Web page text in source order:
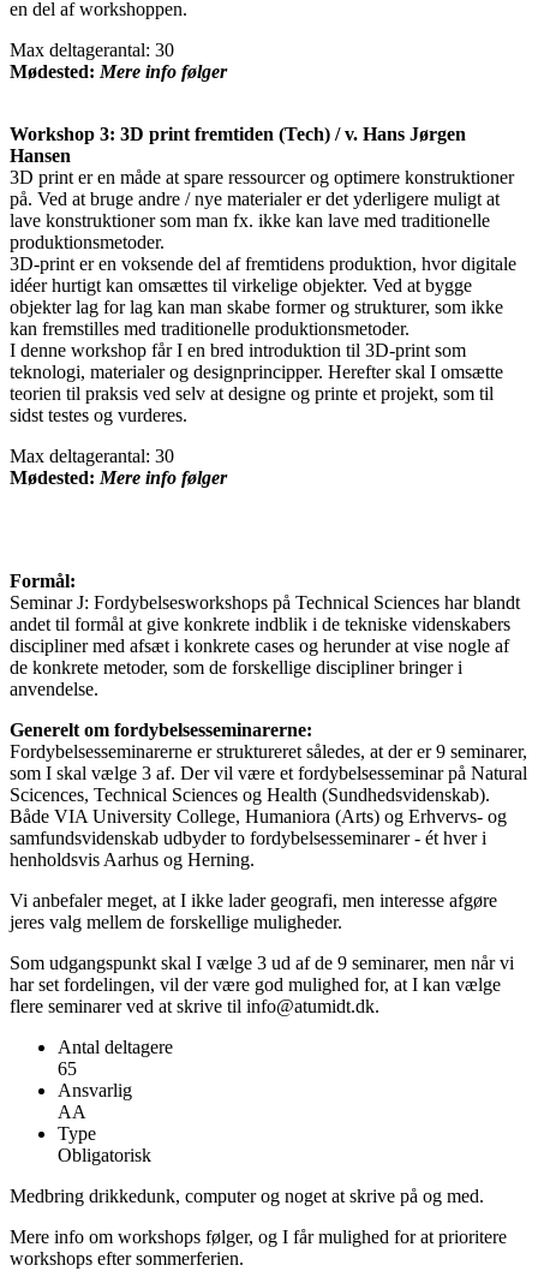
en del af workshoppen.
Max deltagerantal: 30
Mødested: Mere info følger
Workshop 3: 3D print fremtiden (Tech) / v. Hans Jørgen
Hansen
3D print er en måde at spare ressourcer og optimere konstruktioner
på. Ved at bruge andre / nye materialer er det yderligere muligt at
lave konstruktioner som man fx. ikke kan lave med traditionelle
produktionsmetoder.
3D-print er en voksende del af fremtidens produktion, hvor digitale
idéer hurtigt kan omsættes til virkelige objekter. Ved at bygge
objekter lag for lag kan man skabe former og strukturer, som ikke
kan fremstilles med traditionelle produktionsmetoder.
I denne workshop får I en bred introduktion til 3D-print som
teknologi, materialer og designprincipper. Herefter skal I omsætte
teorien til praksis ved selv at designe og printe et projekt, som til
sidst testes og vurderes.
Max deltagerantal: 30
Mødested: Mere info følger
Formål:
Seminar J: Fordybelsesworkshops på Technical Sciences har blandt
andet til formål at give konkrete indblik i de tekniske videnskabers
discipliner med afsæt i konkrete cases og herunder at vise nogle af
de konkrete metoder, som de forskellige discipliner bringer i
anvendelse.
Generelt om fordybelsesseminarerne:
Fordybelsesseminarerne er struktureret således, at der er 9 seminarer,
som I skal vælge 3 af. Der vil være et fordybelsesseminar på Natural
Scicences, Technical Sciences og Health (Sundhedsvidenskab).
Både VIA University College, Humaniora (Arts) og Erhvervs- og
samfundsvidenskab udbyder to fordybelsesseminarer - ét hver i
henholdsvis Aarhus og Herning.
Vi anbefaler meget, at I ikke lader geografi, men interesse afgøre
jeres valg mellem de forskellige muligheder.
Som udgangspunkt skal I vælge 3 ud af de 9 seminarer, men når vi
har set fordelingen, vil der være god mulighed for, at I kan vælge
flere seminarer ved at skrive til info@atumidt.dk.
Antal deltagere
65
Ansvarlig
AA
Type
Obligatorisk
Medbring drikkedunk, computer og noget at skrive på og med.
Mere info om workshops følger, og I får mulighed for at prioritere
workshops efter sommerferien.